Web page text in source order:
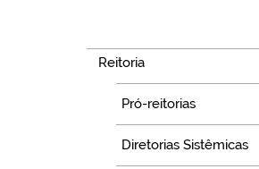
Reitoria
Pró-reitorias
Diretorias Sistêmicas